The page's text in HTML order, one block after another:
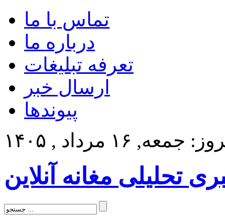
تماس با ما
درباره ما
تعرفه تبلیغات
ارسال خبر
پیوندها
جمعه, ۱۶ مرداد , ۱۴۰۵
تحلیلی مغانه آنلاین